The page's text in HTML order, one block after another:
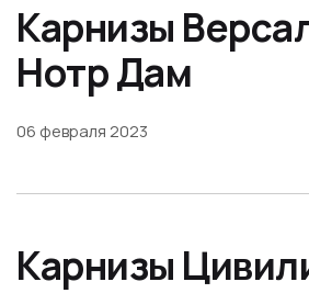
Карнизы
Нотр Дам
06 февраля 2023
Карнизы